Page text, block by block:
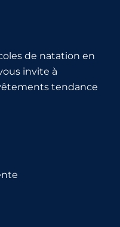
de natation en
invite à
tendance